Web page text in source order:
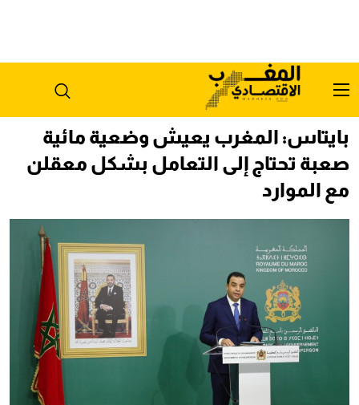
بايتاس: المغرب يعيش وضعية مائية
صعبة تحتاج إلى التعامل بشكل معقلن
مع الموارد